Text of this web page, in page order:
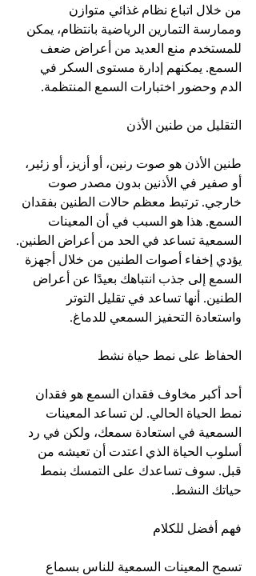
من خلال اتباع نظام غذائي متوازن
وممارسة التمارين الرياضية بانتظام، يمكن
للمستخدم منع العديد من أعراض ضعف
السمع. يمكنهم إدارة مستوى السكر في
الدم وحضور اختبارات السمع المنتظمة.
التقليل من طنين الأذن
طنين الأذن هو صوت رنين، أو أزيز، أو زئير،
أو صفير في الأذنين بدون مصدر صوت
خارجي. ترتبط معظم حالات الطنين بفقدان
السمع. هذا هو السبب في أن المعينات
السمعية تساعد في الحد من أعراض الطنين.
يؤدي إخفاء أصوات الطنين من خلال أجهزة
السمع إلى جذب انتباهك بعيدًا عن أعراض
الطنين. أنها تساعد في تقليل التوتر
واستعادة التحفيز السمعي للدماغ.
الحفاظ على نمط حياة نشط
أحد أكبر مخاوف فقدان السمع هو فقدان
نمط الحياة الحالي. لن تساعد المعينات
السمعية في استعادة سمعك، ولكن في رد
أسلوب الحياة الذي اعتدت أن تعيشه من
قبل. سوف تساعدك على التمسك بنمط
حياتك النشط.
فهم أفضل للكلام
تسمح المعينات السمعية للناس بسماع